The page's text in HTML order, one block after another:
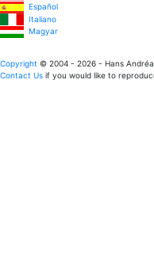
Español
Italiano
Magyar
Copyright © 2004 - 2026 - Hans Andréa
Contact Us if you would like to